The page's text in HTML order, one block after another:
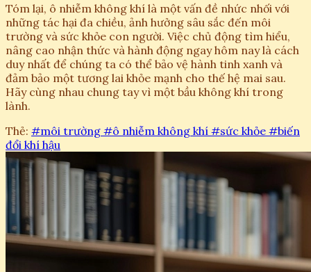
Tóm lại, ô nhiễm không khí là một vấn đề nhức nhối với
những tác hại đa chiều, ảnh hưởng sâu sắc đến môi
trường và sức khỏe con người. Việc chủ động tìm hiểu,
nâng cao nhận thức và hành động ngay hôm nay là cách
duy nhất để chúng ta có thể bảo vệ hành tinh xanh và
đảm bảo một tương lai khỏe mạnh cho thế hệ mai sau.
Hãy cùng nhau chung tay vì một bầu không khí trong
lành.
Thẻ: #môi trường #ô nhiễm không khí #sức khỏe #biến
đổi khí hậu